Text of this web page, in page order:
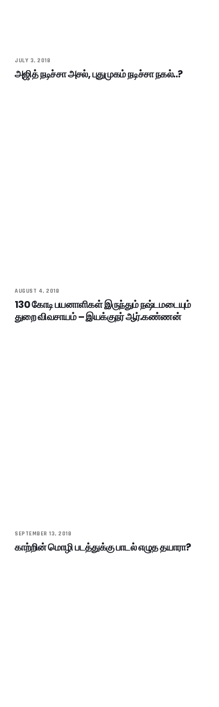
JULY 3, 2018
அஜித் நடிச்சா அசல், புதுமுகம் நடிச்சா நகல்..?
AUGUST 4, 2018
130 கோடி பயனாளிகள் இருந்தும் நஷ்டமடையும்
துறை விவசாயம் – இயக்குநர் ஆர்.கண்ணன்
SEPTEMBER 13, 2018
காற்றின் மொழி படத்துக்கு பாடல் எழுத தயாரா?